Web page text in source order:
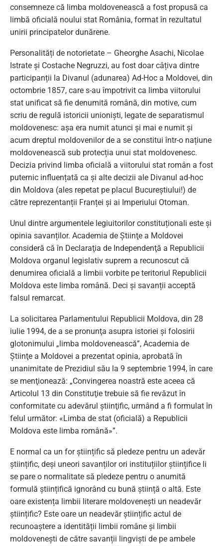
consemneze că limba moldovenească a fost propusă ca
limbă oficială noului stat România, format în rezultatul
unirii principatelor dunărene.
Personalități de notorietate – Gheorghe Asachi, Nicolae
Istrate și Costache Negruzzi, au fost doar câțiva dintre
participanții la Divanul (adunarea) Ad-Hoc a Moldovei, din
octombrie 1857, care s-au împotrivit ca limba viitorului
stat unificat să fie denumită română, din motive, cum
scriu de regulă istoricii unioniști, legate de separatismul
moldovenesc: așa era numit atunci și mai e numit și
acum dreptul moldovenilor de a se constitui într-o națiune
moldovenească sub protecția unui stat moldovenesc.
Decizia privind limba oficială a viitorului stat român a fost
puternic influențată ca și alte decizii ale Divanul ad-hoc
din Moldova (ales repetat pe placul Bucureștiului!) de
către reprezentanții Franței și ai Imperiului Otoman.
Unul dintre argumentele legiuitorilor constituționali este și
opinia savanților. Academia de Ştiinţe a Moldovei
consideră că în Declaraţia de Independenţă a Republicii
Moldova organul legislativ suprem a recunoscut că
denumirea oficială a limbii vorbite pe teritoriul Republicii
Moldova este limba română. Deci și savanții acceptă
falsul remarcat.
La solicitarea Parlamentului Republicii Moldova, din 28
iulie 1994, de a se pronunţa asupra istoriei şi folosirii
glotonimului „limba moldovenească”, Academia de
Ştiinţe a Moldovei a prezentat opinia, aprobată în
unanimitate de Prezidiul său la 9 septembrie 1994, în care
se menţionează: „Convingerea noastră este aceea că
Articolul 13 din Constituţie trebuie să fie revăzut în
conformitate cu adevărul ştiinţific, urmând a fi formulat în
felul următor: «Limba de stat (oficială) a Republicii
Moldova este limba română»”.
E normal ca un for științific să pledeze pentru un adevăr
științific, deși uneori savanților ori instituțiilor științifice li
se pare o normalitate să pledeze pentru o anumită
formulă științifică ignorând cu bună știință o altă. Este
oare existența limbii literare moldovenești un neadevăr
științific? Este oare un neadevăr științific actul de
recunoaștere a identității limbii române și limbii
moldovenești de către savanții lingviști de pe ambele